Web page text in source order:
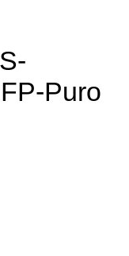
Puro